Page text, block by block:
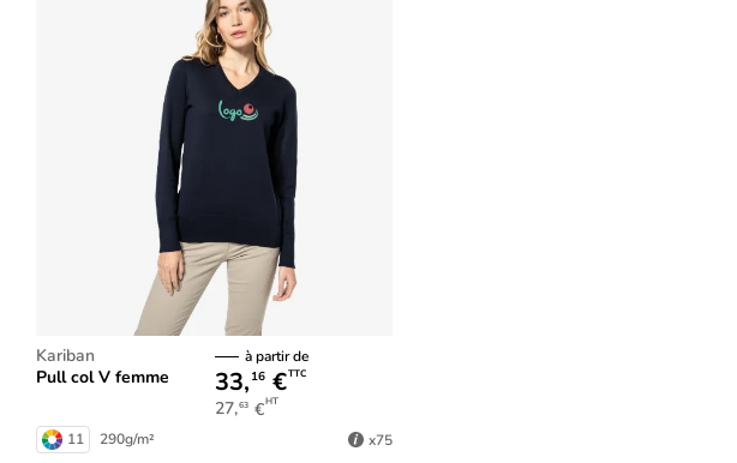
Kariban
Pull col V femme
à partir de
27,63 €HT
33, 16 €TTC
11 290g/m² x75